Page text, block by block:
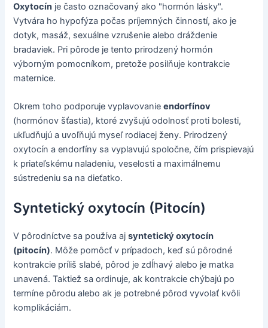
Oxytocín je často označovaný ako "hormón lásky".
Vytvára ho hypofýza počas príjemných činností, ako je
dotyk, masáž, sexuálne vzrušenie alebo dráždenie
bradaviek. Pri pôrode je tento prirodzený hormón
výborným pomocníkom, pretože posilňuje kontrakcie
maternice.
Okrem toho podporuje vyplavovanieendorfínov
(hormónov šťastia), ktoré zvyšujú odolnosť proti bolesti,
ukľudňujú a uvoľňujú myseľ rodiacej ženy. Prirodzený
oxytocín a endorfíny sa vyplavujú spoločne, čím prispievajú
k priateľskému naladeniu, veselosti a maximálnemu
sústredeniu sa na dieťatko.
Syntetický oxytocín (Pitocín)
V pôrodníctve sa používa ajsyntetický oxytocín
(pitocín). Môže pomôcť v prípadoch, keď sú pôrodné
kontrakcie príliš slabé, pôrod je zdĺhavý alebo je matka
unavená. Taktiež sa ordinuje, ak kontrakcie chýbajú po
termíne pôrodu alebo ak je potrebné pôrod vyvolať kvôli
komplikáciám.